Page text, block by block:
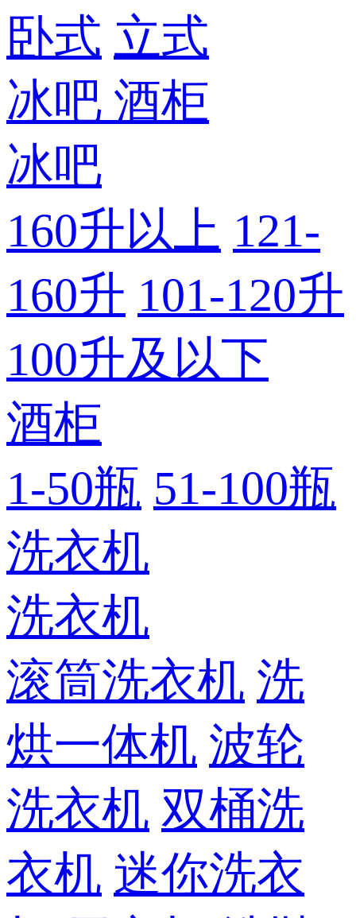
卧式 立式
冰吧 酒柜
冰吧
160升以上 121-
160升 101-120升
100升及以下
酒柜
1-50瓶 51-100瓶
洗衣机
洗衣机
滚筒洗衣机 洗
烘一体机 波轮
洗衣机 双桶洗
衣机 迷你洗衣